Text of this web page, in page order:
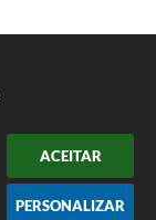
ACEITAR
PERSONALIZAR